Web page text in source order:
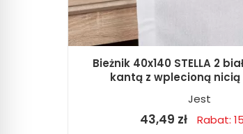
Bieżnik 40x140 STELLA 2
kantą z wplecioną
Jest
43,49 zł Rabat: